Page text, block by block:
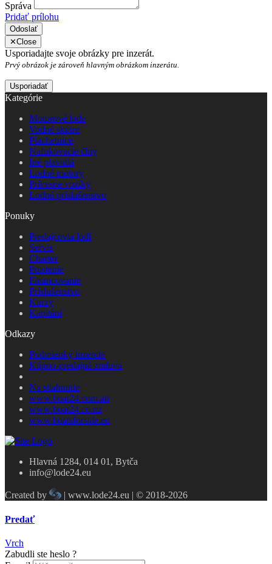
Správa
Pridať prílohu
Odoslať
✕Close
Usporiadajte svoje obrázky pre inzerát.
Prvý obrázok je zároveň hlavným obrázkom inzerátu.
Kategórie
Motorové lode
Vodné skútre
Plachetnice
Nafukovacie člny
Iné plavidlá
Lodné motory
Prívesne vozíky
Lodné príslušenstvo
Ponuky
Predajcovia lodí
Servis
Charter
Poistenie
Financovanie
Príslušenstvo
Kurzy
Kapitáni
Odkazy
Podmienky inzercie
Kúpno-predajná zmluva
Na stiahnutie
www.boat24.com.au
www.boat24.co.nz
www.boatsforsale.eu
Hlavná 1284, 014 01, Bytča
info@lode24.eu
Created by | www.lode24.eu | © 2018-2026
Predať
Vrch
Zabudli ste heslo ?